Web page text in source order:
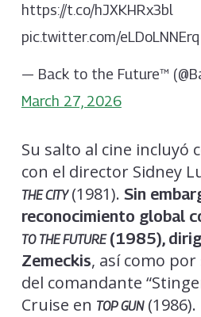
https://t.co/hJXKHRx3bl
pic.twitter.com/eLDoLNNErq
— Back to the Future™
March 27, 2026
Su salto al cine incluyó
con el director Sidney
THE CITY(1981). Sin
reconocimiento global
TO THE FUTURE(1985),
Zemeckis, así como
del comandante
Cruise en TOP GUN(1986).